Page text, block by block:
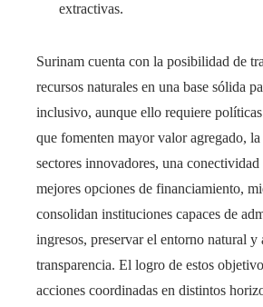
extractivas.
Surinam cuenta con la posibilidad de
recursos naturales en una base sólida
inclusivo, aunque ello requiere
que fomenten mayor valor agregado,
sectores innovadores, una
mejores opciones de financiamiento,
consolidan instituciones capaces de
ingresos, preservar el entorno natural y
transparencia. El logro de estos
acciones coordinadas en distintos